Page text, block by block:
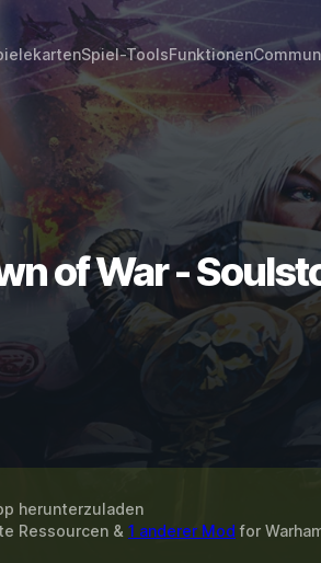
Spiel-ToolsFunktionen
of War -
herunterzuladen
Ressourcen & 1 anderer Mod for